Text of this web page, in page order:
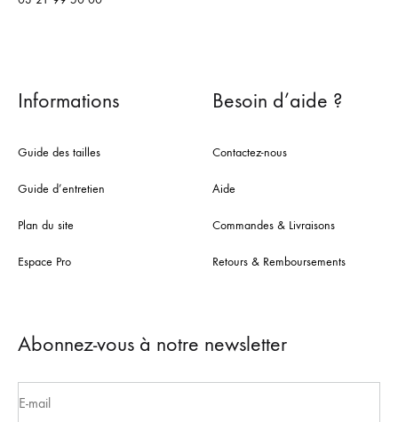
Informations
Guide des tailles
Guide d’entretien
Plan du site
Espace Pro
Besoin d’aide ?
Contactez-nous
Aide
Commandes & Livraisons
Retours & Remboursements
Abonnez-vous à notre newsletter